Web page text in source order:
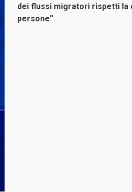
dei flussi migratori rispetti la
persone”